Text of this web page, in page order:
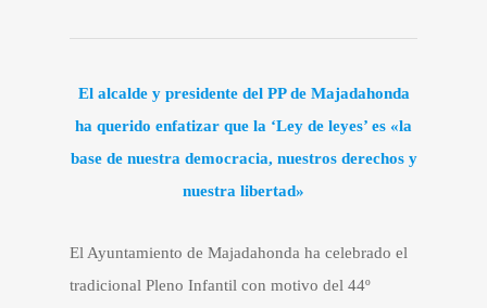
El alcalde y presidente del PP de Majadahonda
ha querido enfatizar que la ‘Ley de leyes’ es «la
base de nuestra democracia, nuestros derechos y
nuestra libertad»
El Ayuntamiento de Majadahonda ha celebrado el
tradicional Pleno Infantil con motivo del 44º